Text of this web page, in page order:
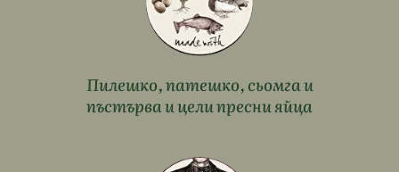
Пилешко, патешко, сьомга и
пъстърва и цели пресни яйца